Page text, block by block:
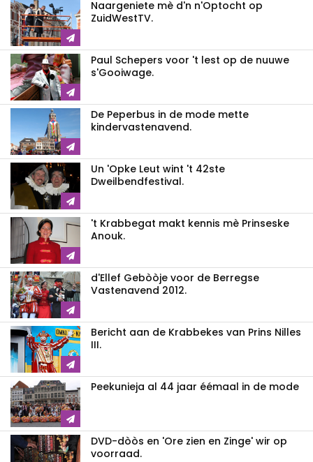
Naargeniete mè d'n n'Optocht op
ZuidWestTV.
Paul Schepers voor 't lest op de nuuwe
s'Gooiwage.
De Peperbus in de mode mette
kindervastenavend.
Un 'Opke Leut wint 't 42ste
Dweilbendfestival.
't Krabbegat makt kennis mè Prinseske
Anouk.
d'Ellef Gebòòje voor de Berregse
Vastenavend 2012.
Bericht aan de Krabbekes van Prins Nilles
III.
Peekunieja al 44 jaar éémaal in de mode
DVD-dòòs en 'Ore zien en Zinge' wir op
voorraad.